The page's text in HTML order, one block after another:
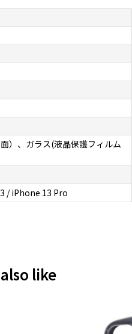
）、ガラス(液晶保護フィルム
/ iPhone 13 Pro
like